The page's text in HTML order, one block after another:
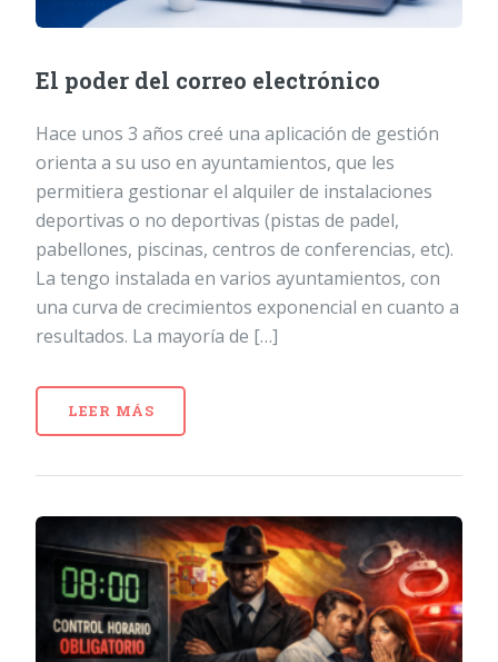
El poder del correo electrónico
Hace unos 3 años creé una aplicación de gestión
orienta a su uso en ayuntamientos, que les
permitiera gestionar el alquiler de instalaciones
deportivas o no deportivas (pistas de padel,
pabellones, piscinas, centros de conferencias, etc).
La tengo instalada en varios ayuntamientos, con
una curva de crecimientos exponencial en cuanto a
resultados. La mayoría de […]
LEER MÁS